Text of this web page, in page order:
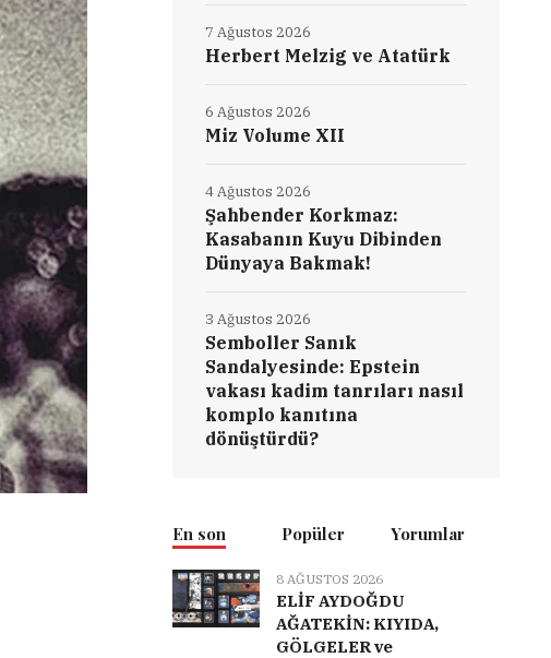
Herbert Melzig ve Atatürk
7 Ağustos 2026
Miz Volume XII
6 Ağustos 2026
Şahbender Korkmaz:
Kasabanın Kuyu Dibinden
Dünyaya Bakmak!
4 Ağustos 2026
Semboller Sanık
Sandalyesinde: Epstein
vakası kadim tanrıları nasıl
komplo kanıtına
dönüştürdü?
3 Ağustos 2026
En son Popüler Yorumlar
8 AĞUSTOS 2026
ELİF AYDOĞDU
AĞATEKİN: KIYIDA,
GÖLGELER ve